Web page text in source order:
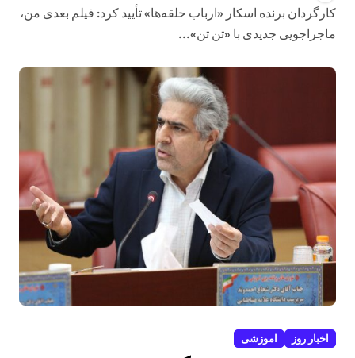
کارگردان برنده اسکار «ارباب حلقه‌ها» تأیید کرد: فیلم بعدی من،
ماجراجویی جدیدی با «تن تن»...
اخبار روز اموزشی